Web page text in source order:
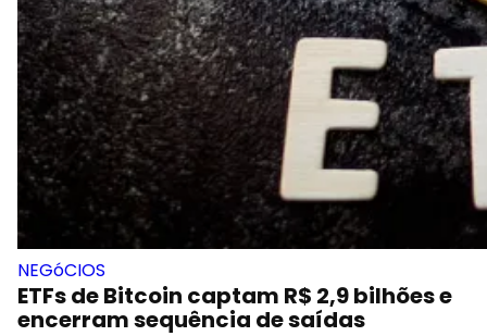
NEGóCIOS
ETFs de Bitcoin captam R$ 2,9 bilhões e
encerram sequência de saídas